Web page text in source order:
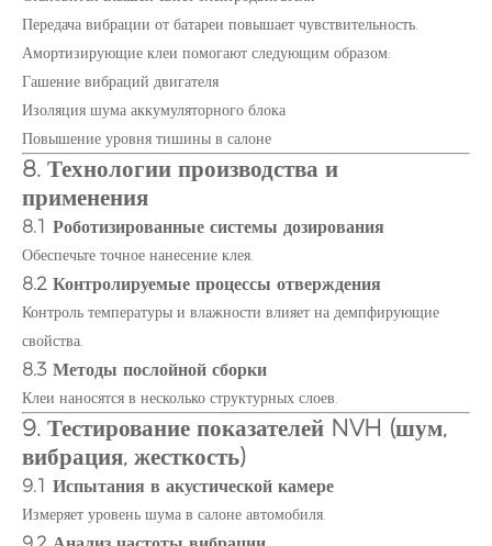
Передача вибрации от батареи повышает чувствительность.
Амортизирующие клеи помогают следующим образом:
Гашение вибраций двигателя
Изоляция шума аккумуляторного блока
Повышение уровня тишины в салоне
8. Технологии производства и
применения
8.1 Роботизированные системы дозирования
Обеспечьте точное нанесение клея.
8.2 Контролируемые процессы отверждения
Контроль температуры и влажности влияет на демпфирующие
свойства.
8.3 Методы послойной сборки
Клеи наносятся в несколько структурных слоев.
9. Тестирование показателей NVH (шум,
вибрация, жесткость)
9.1 Испытания в акустической камере
Измеряет уровень шума в салоне автомобиля.